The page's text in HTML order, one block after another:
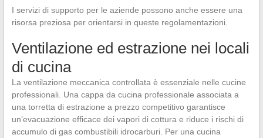
I servizi di supporto per le aziende possono anche essere una
risorsa preziosa per orientarsi in queste regolamentazioni.
Ventilazione ed estrazione nei locali
di cucina
La ventilazione meccanica controllata è essenziale nelle cucine
professionali. Una cappa da cucina professionale associata a
una torretta di estrazione a prezzo competitivo garantisce
un’evacuazione efficace dei vapori di cottura e riduce i rischi di
accumulo di gas combustibili idrocarburi. Per una cucina